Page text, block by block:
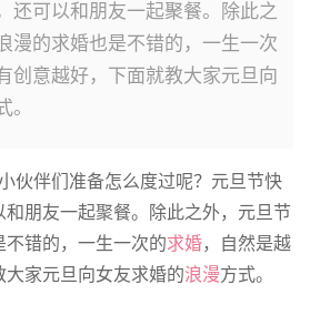
还可以和朋友一起聚餐。除此之
漫的求婚也是不错的，一生一次
创意越好，下面就教大家元旦向
伙伴们准备怎么度过呢？元旦节快
朋友一起聚餐。除此之外，元旦节
不错的，一生一次的求婚，自然是越
家元旦向女友求婚的浪漫方式。